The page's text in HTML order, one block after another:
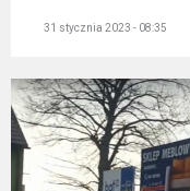
31 stycznia 2023 - 08:35